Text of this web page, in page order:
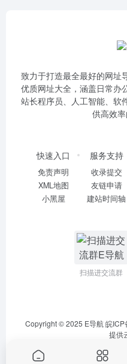
致力于打造最全最好的网址
优质网址大全，涵盖日常办
站长程序员、人工智能、软
供高效率
快速入口
免责声明
XML地图
小黑屋
服务支持
收录提交
友链申请
建站时间轴
扫描进交流群
Copyright © 2025 E导航皖ICP
提供